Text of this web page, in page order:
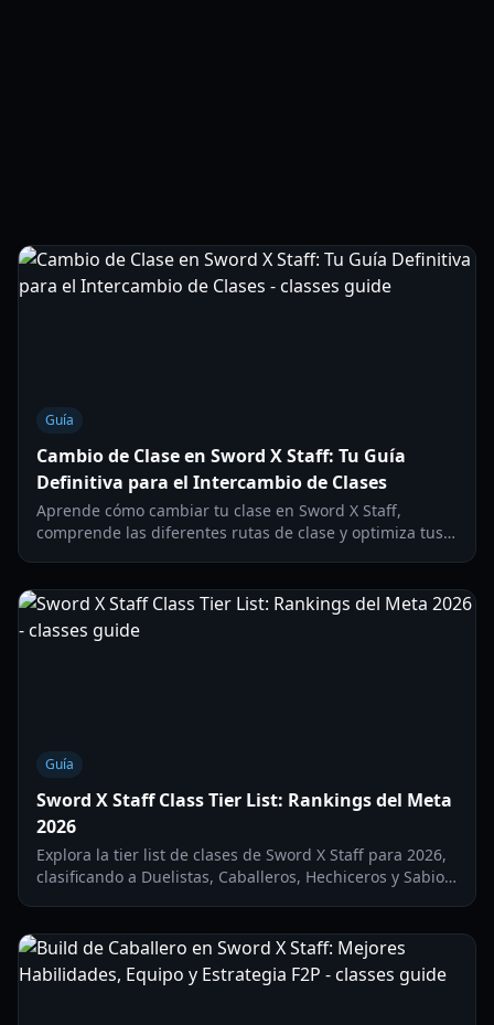
Guía
Cambio de Clase en Sword X Staff: Tu Guía
Definitiva para el Intercambio de Clases
Aprende cómo cambiar tu clase en Sword X Staff,
comprende las diferentes rutas de clase y optimiza tus
Guía
Sword X Staff Class Tier List: Rankings del Meta
2026
Explora la tier list de clases de Sword X Staff para 2026,
clasificando a Duelistas, Caballeros, Hechiceros y Sabios